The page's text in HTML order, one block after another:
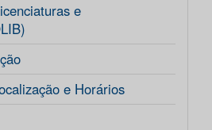
e
e Horários